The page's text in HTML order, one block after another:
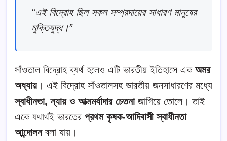
“এই বিদ্রোহ ছিল সকল সম্প্রদায়ের সাধারণ মানুষের
মুক্তিযুদ্ধ।”
সাঁওতাল বিদ্রোহ ব্যর্থ হলেও এটি ভারতীয় ইতিহাসে এক অমর
অধ্যায়। এই বিদ্রোহ সাঁওতালসহ ভারতীয় জনসাধারণের মধ্যে
স্বাধীনতা, ন্যায় ও আত্মমর্যাদার চেতনাজাগিয়ে তোলে। তাই
একে যথার্থই ভারতের প্রথম কৃষক-আদিবাসী স্বাধীনতা
আন্দোলনবলা যায়।